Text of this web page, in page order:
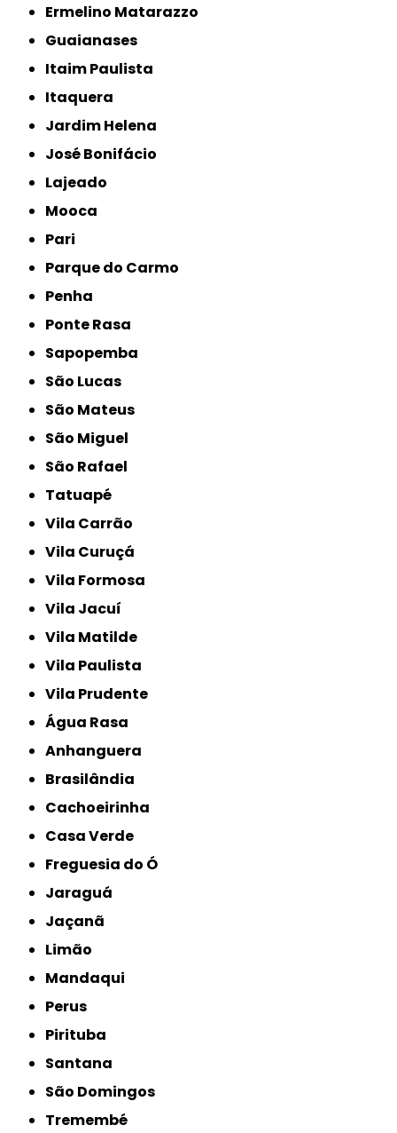
Ermelino Matarazzo
Guaianases
Itaim Paulista
Itaquera
Jardim Helena
José Bonifácio
Lajeado
Mooca
Pari
Parque do Carmo
Penha
Ponte Rasa
Sapopemba
São Lucas
São Mateus
São Miguel
São Rafael
Tatuapé
Vila Carrão
Vila Curuçá
Vila Formosa
Vila Jacuí
Vila Matilde
Vila Paulista
Vila Prudente
Água Rasa
Anhanguera
Brasilândia
Cachoeirinha
Casa Verde
Freguesia do Ó
Jaraguá
Jaçanã
Limão
Mandaqui
Perus
Pirituba
Santana
São Domingos
Tremembé